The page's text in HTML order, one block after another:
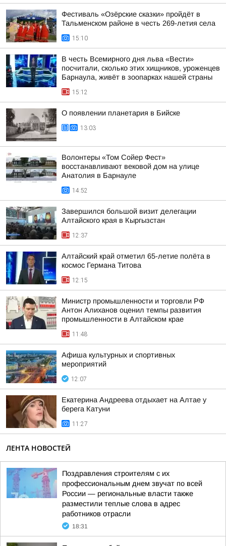
Фестиваль «Озёрские сказки» пройдёт в
Тальменском районе в честь 269-летия села
15:10
В честь Всемирного дня льва «Вести»
посчитали, сколько этих хищников, уроженцев
Барнаула, живёт в зоопарках нашей страны
15:12
О появлении планетария в Бийске
13:03
Волонтеры «Том Сойер Фест»
восстанавливают вековой дом на улице
Анатолия в Барнауле
14:52
Завершился большой визит делегации
Алтайского края в Кыргызстан
12:37
Алтайский край отметил 65-летие полёта в
космос Германа Титова
12:15
Министр промышленности и торговли РФ
Антон Алиханов оценил темпы развития
промышленности в Алтайском крае
11:48
Афиша культурных и спортивных
мероприятий
12:07
Екатерина Андреева отдыхает на Алтае у
берега Катуни
11:27
ЛЕНТА НОВОСТЕЙ
Поздравления строителям с их
профессиональным днем звучат по всей
России — региональные власти также
разместили теплые слова в адрес
работников отрасли
18:31